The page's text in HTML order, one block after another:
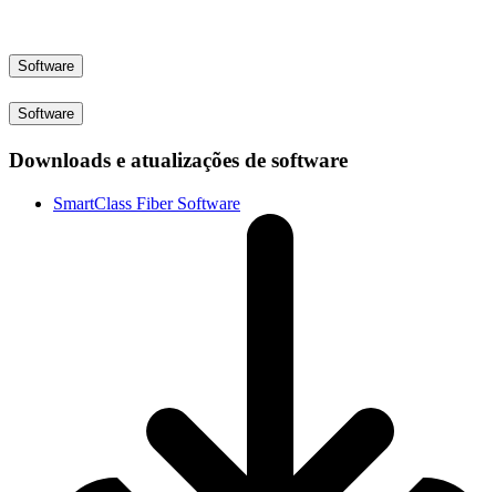
Software
Software
Downloads e atualizações de software
SmartClass Fiber Software